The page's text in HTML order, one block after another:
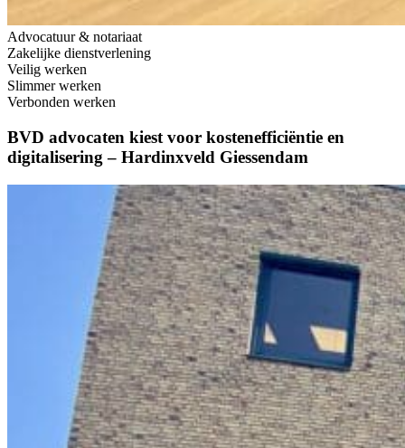
Advocatuur & notariaat
Zakelijke dienstverlening
Veilig werken
Slimmer werken
Verbonden werken
BVD advocaten kiest voor kostenefficiëntie en
digitalisering – Hardinxveld Giessendam